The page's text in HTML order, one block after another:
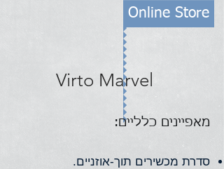
Online Store
מאפיינים כלליים:
סדרת מכשירים תוך-אוזניים.
Virto Marvel